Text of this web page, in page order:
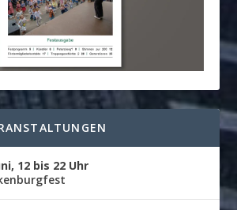
12 bis 22 Uhr